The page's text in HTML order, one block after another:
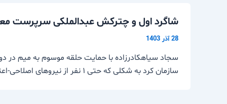
شاگرد اول و چترکش عبدالملکی سرپرست
28 آذر 1403
سجاد سیاهکادرزاده با حمایت حلقه موسوم به میم در
سازمان کرد به شکلی که حتی ۱ نفر از نیروهای اصلاحی-اعتدالی در دوره نامبرده ابقا نشدند وی با گماردن نیروهای اصولگرا توانست تیم تشکیلاتی سیاسی